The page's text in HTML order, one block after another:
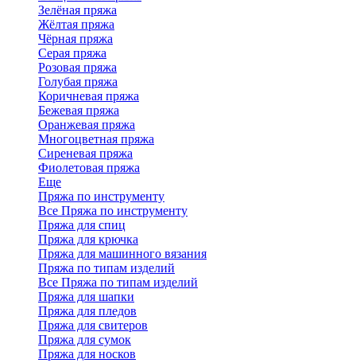
Зелёная пряжа
Жёлтая пряжа
Чёрная пряжа
Серая пряжа
Розовая пряжа
Голубая пряжа
Коричневая пряжа
Бежевая пряжа
Оранжевая пряжа
Многоцветная пряжа
Сиреневая пряжа
Фиолетовая пряжа
Еще
Пряжа по инструменту
Все Пряжа по инструменту
Пряжа для спиц
Пряжа для крючка
Пряжа для машинного вязания
Пряжа по типам изделий
Все Пряжа по типам изделий
Пряжа для шапки
Пряжа для пледов
Пряжа для свитеров
Пряжа для сумок
Пряжа для носков